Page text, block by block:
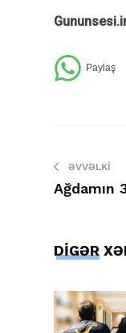
ƏVVƏLKI
Ağdamın
DİGƏR